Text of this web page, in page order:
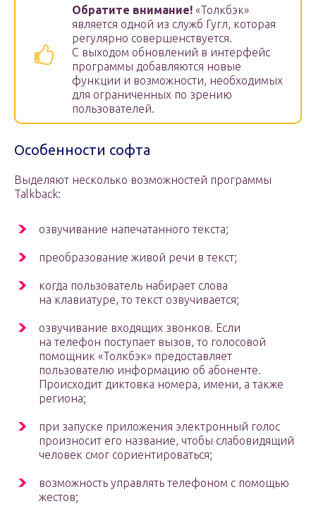
Обратите внимание! «Толкбэк»
является одной из служб Гугл, которая
регулярно совершенствуется.
С выходом обновлений в интерфейс
программы добавляются новые
функции и возможности, необходимых
для ограниченных по зрению
пользователей.
Особенности софта
Выделяют несколько возможностей программы
Talkback:
озвучивание напечатанного текста;
преобразование живой речи в текст;
когда пользователь набирает слова
на клавиатуре, то текст озвучивается;
озвучивание входящих звонков. Если
на телефон поступает вызов, то голосовой
помощник «Толкбэк» предоставляет
пользователю информацию об абоненте.
Происходит диктовка номера, имени, а также
региона;
при запуске приложения электронный голос
произносит его название, чтобы слабовидящий
человек смог сориентироваться;
возможность управлять телефоном с помощью
жестов;